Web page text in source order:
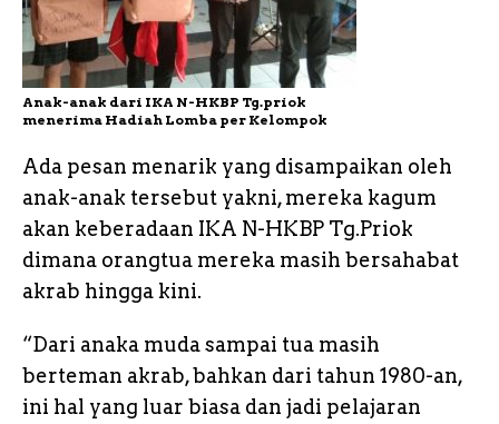
Anak-anak dari IKA N-HKBP Tg.priok
menerima Hadiah Lomba per Kelompok
Ada pesan menarik yang disampaikan oleh
anak-anak tersebut yakni, mereka kagum
akan keberadaan IKA N-HKBP Tg.Priok
dimana orangtua mereka masih bersahabat
akrab hingga kini.
“Dari anaka muda sampai tua masih
berteman akrab, bahkan dari tahun 1980-an,
ini hal yang luar biasa dan jadi pelajaran